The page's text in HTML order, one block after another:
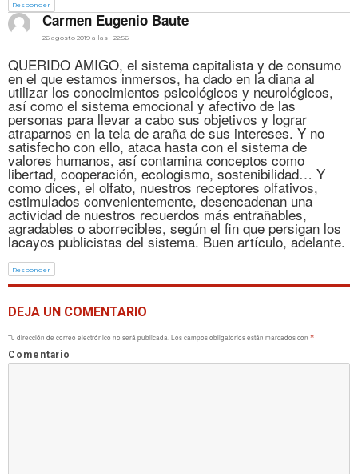
Responder
Carmen Eugenio Bautedice:
26 agosto 2019 a las - 22:56
QUERIDO AMIGO, el sistema capitalista y de consumo
en el que estamos inmersos, ha dado en la diana al
utilizar los conocimientos psicológicos y neurológicos,
así como el sistema emocional y afectivo de las
personas para llevar a cabo sus objetivos y lograr
atraparnos en la tela de araña de sus intereses. Y no
satisfecho con ello, ataca hasta con el sistema de
valores humanos, así contamina conceptos como
libertad, cooperación, ecologismo, sostenibilidad… Y
como dices, el olfato, nuestros receptores olfativos,
estimulados convenientemente, desencadenan una
actividad de nuestros recuerdos más entrañables,
agradables o aborrecibles, según el fin que persigan los
lacayos publicistas del sistema. Buen artículo, adelante.
Responder
DEJA UN COMENTARIO
Tu dirección de correo electrónico no será publicada. Los campos obligatorios están marcados con *
Comentario